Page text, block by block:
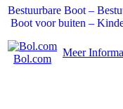
Bestuurbare Boot –
Boot voor buiten –
Bol.com
Meer